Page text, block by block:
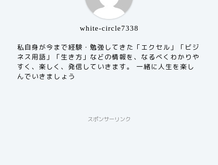
white-circle7338
私自身が今まで経験・勉強してきた「エクセル」「ビジ
ネス用語」「生き方」などの情報を、なるべくわかりや
すく、楽しく、発信していきます。 一緒に人生を楽し
んでいきましょう
スポンサーリンク